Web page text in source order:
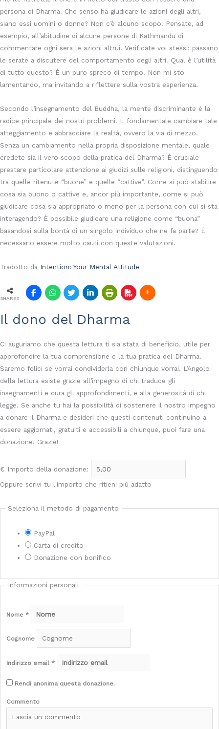
persona di Dharma. Che senso ha giudicare le azioni degli altri,
siano essi uomini o donne? Non c’è alcuno scopo. Pensate, ad
esempio, all’abitudine di alcune persone di Kathmandu di
commentare ogni sera le azioni altrui. Verificate voi stessi: passano
le serate a discutere del comportamento degli altri. Qual è l’utilità
di tutto questo? È un puro spreco di tempo. Non mi sto
lamentando, ma invitando a riflettere sulla vostra esperienza.
Secondo l’insegnamento del Buddha, la mente discriminante è la
radice principale dei nostri problemi. È fondamentale cambiare tale
atteggiamento e abbracciare la realtà, ovvero la via di mezzo.
Senza un cambiamento nella propria disposizione mentale, quale
credete sia il vero scopo della pratica del Dharma? È cruciale
prestare particolare attenzione ai giudizi sulle religioni, distinguendo
tra quelle ritenute “buone” e quelle “cattive”. Come si può stabilire
cosa sia buono o cattive e, ancor più importante, come si può
giudicare cosa sia appropriato o meno per la persona con cui si sta
interagendo? È possibile giudicare una religione come “buona”
basandosi sulla bontà di un singolo individuo che ne fa parte? È
necessario essere molto cauti con queste valutazioni.
Tradotto da Intention: Your Mental Attitude
SHARES
Il dono del Dharma
Ci auguriamo che questa lettura ti sia stata di beneficio, utile per
approfondire la tua comprensione e la tua pratica del Dharma.
Saremo felici se vorrai condividerla con chiunque vorrai. L’Angolo
della lettura esiste grazie all’impegno di chi traduce gli
insegnamenti e cura gli approfondimenti, e alla generosità di chi
legge. Se anche tu hai la possibilità di sostenere il nostro impegno
a donare il Dharma e desideri che questi contenuti continuino a
essere aggiornati, gratuiti e accessibili a chiunque, puoi fare una
donazione. Grazie!
€ Importo della donazione:
Oppure scrivi tu l'importo che ritieni più adatto
Seleziona il metodo di pagamento
PayPal
Carta di credito
Donazione con bonifico
Informazioni personali
Nome *
Cognome
Indirizzo email *
Rendi anonima questa donazione.
Commento